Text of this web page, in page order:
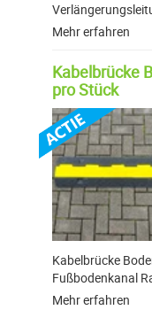
Mehr erfahren
Kabelbrücke
pro Stück
Kabelbrücke
Fußbodenkanal
Mehr erfahren